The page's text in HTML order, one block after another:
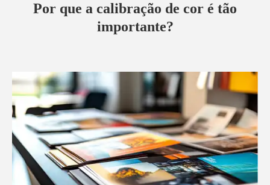
Por que a calibração de cor é tão
importante?